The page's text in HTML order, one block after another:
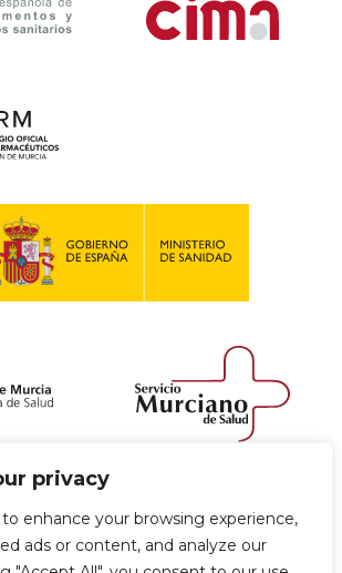
privacy
enhance your browsing experience,
ads or content, and analyze our
de envío y devoluciones
privacidad Uso de cookies